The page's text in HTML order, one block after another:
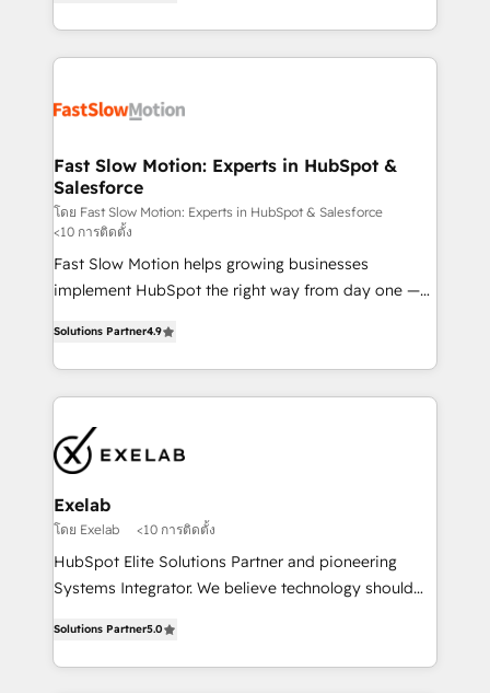
Implementation, Data Migration & Custom
Integration. 📩 Parlons de votre projet →
adoption, messy data, and disconnected teams
getting in the way. That’s where we come in. We
design, implement, and optimise HubSpot so it
services include: - Choosing the right HubSpot
package for your business - Full CRM, Marketing, and
Sales Hub implementations - Custom dashboards
and reporting - Workflow automation and data
clean-up - Sales enablement and team training -
Ongoing optimisation and RevOps support Based in
engine it’s meant to be.
Fast Slow Motion: Experts in HubSpot &
Salesforce
โดย Fast Slow Motion: Experts in HubSpot & Salesforce
<10 การติดตั้ง
Fast Slow Motion helps growing businesses
implement HubSpot the right way from day one —
Highly certified in both HubSpot and Salesforce, we
bring deep experience in CRM implementation,
integrations, and data migration across modern
market and enterprise organizations, our team
combines strong technical execution with real
business perspective. Many of our consultants have
scaled businesses themselves, giving us a practical
understanding of what owners and operators need
as their systems, data, and processes evolve. Since
range of industries, including healthcare, software,
B2B services, manufacturing, financial services and
Solutions Partner4.9
Exelab
โดย Exelab <10 การติดตั้ง
HubSpot Elite Solutions Partner and pioneering
Systems Integrator. We believe technology should
Every engagement begins with clear objectives,
customer journey mapping, and measurable KPIs.
Solutions Partner5.0